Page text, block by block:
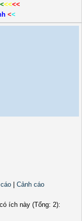
<<<<
<<
Cảnh cáo
ích này (Tổng: 2):